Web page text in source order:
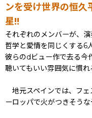
ンを受け世界の恒久
星!!
それぞれのメンバーが、
哲学と愛情を同じくする6
彼らのdビュー作で去る今
聴いてもいい雰囲気に慣れ
地元スペインでは、フェ
ーロッパで火がつきそうな